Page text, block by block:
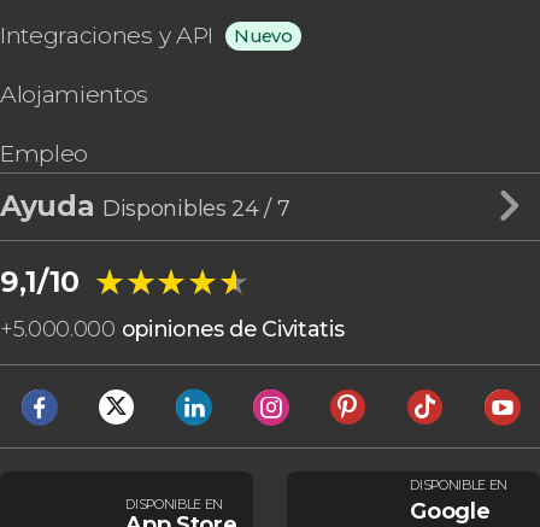
Integraciones y API Nuevo
Alojamientos
Empleo
Ayuda Disponibles 24 / 7
9,1/10 ★★★★★
★★★★★
+5.000.000 opiniones de Civitatis
DISPONIBLE EN
DISPONIBLE EN
Google